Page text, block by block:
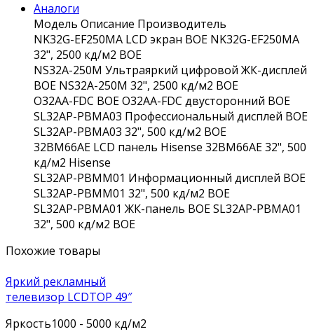
Аналоги
Модель Описание Производитель
NK32G-EF250MA LCD экран BOE NK32G-EF250MA
32", 2500 кд/м2 BOE
NS32A-250M Ультраяркий цифровой ЖК-дисплей
BOE NS32A-250M 32", 2500 кд/м2 BOE
O32AA-FDC BOE O32AA-FDC двусторонний BOE
SL32AP-PBMA03 Профессиональный дисплей BOE
SL32AP-PBMA03 32", 500 кд/м2 BOE
32BM66AE LCD панель Hisense 32BM66AE 32", 500
кд/м2 Hisense
SL32AP-PBMM01 Информационный дисплей BOE
SL32AP-PBMM01 32", 500 кд/м2 BOE
SL32AP-PBMA01 ЖК-панель BOE SL32AP-PBMA01
32", 500 кд/м2 BOE
Похожие товары
Яркий рекламный
телевизор LCDTOP 49″
Яркость1000 - 5000 кд/м2